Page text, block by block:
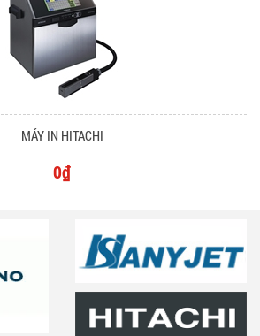
MÁY IN HITACHI
0₫